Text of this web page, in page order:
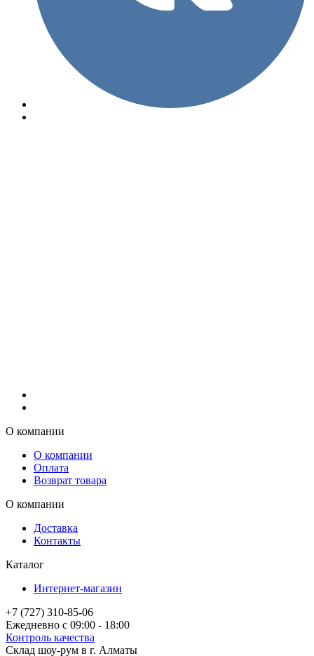
О компании
О компании
Оплата
Возврат товара
О компании
Доставка
Контакты
Каталог
Интернет-магазин
+7 (727) 310-85-06
Ежедневно с 09:00 - 18:00
Контроль качества
Склад шоу-рум в г. Алматы